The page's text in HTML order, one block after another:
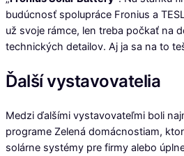
budúcnosť spolupráce Fronius a
už svoje rámce, len treba počkať na
technických detailov. Aj ja sa na to
Ďalší vystavovatelia
Medzi ďalšími vystavovateľmi boli
programe Zelená domácnostiam,
solárne systémy pre firmy alebo